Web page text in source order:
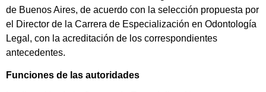
de Buenos Aires, de acuerdo con la selección propuesta por
el Director de la Carrera de Especialización en Odontología
Legal, con la acreditación de los correspondientes
antecedentes.
Funciones de las autoridades